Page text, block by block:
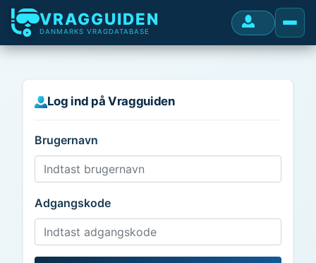
VRAGGUIDEN
DANMARKS VRAGDATABASE
Log ind på Vragguiden
Brugernavn
Adgangskode